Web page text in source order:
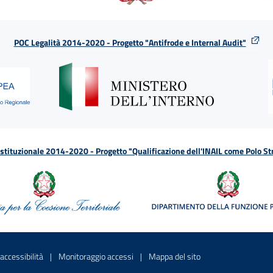
POC Legalità 2014-2020 - Progetto "Antifrode e Internal Audit"
2014-2020 - Progetto "Qualificazione dell'INAIL come Polo
una nuova finestraSito interno - Apre in una nuova finestra
Monitoraggio accessi Sito interno - Apre in una nuova
Mappa del sitoSito interno - Apre